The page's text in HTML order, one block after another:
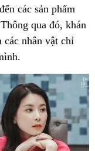
các sản phẩm
qua đó, khán
các nhân vật chỉ